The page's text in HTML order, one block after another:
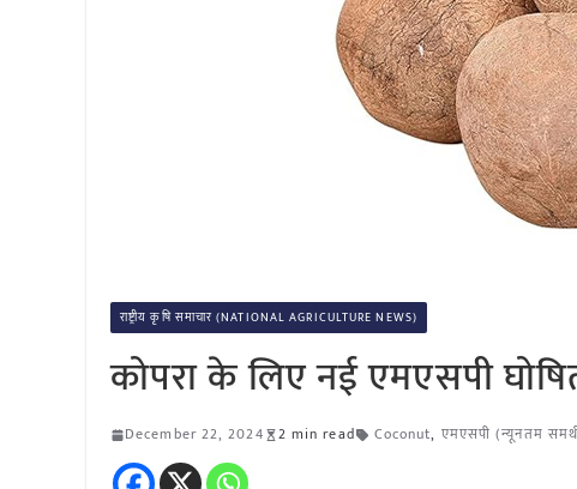
राष्ट्रीय कृषि समाचार (NATIONAL AGRICULTURE NEWS)
कोपरा के लिए नई एमएसपी
December 22, 2024 2 min read Coconut, एमएसपी (न्यूनतम